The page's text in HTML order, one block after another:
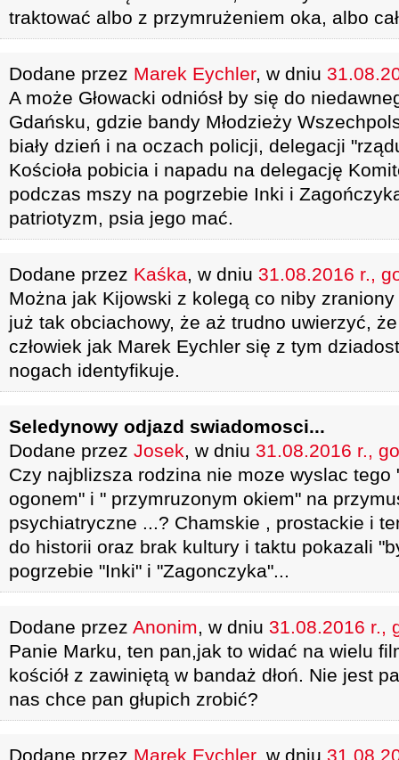
traktować albo z przymrużeniem oka, albo
Dodane przez Marek Eychler, w dniu
A może Głowacki odniósł by się do
Gdańsku, gdzie bandy Młodzieży
biały dzień i na oczach policji, delegacji
Kościoła pobicia i napadu na delegację
podczas mszy na pogrzebie Inki i
patriotyzm, psia jego mać.
Dodane przez Kaśka, w dniu 31.08.2016 r.,
Można jak Kijowski z kolegą co niby zraniony
już tak obciachowy, że aż trudno uwierzyć,
człowiek jak Marek Eychler się z tym
nogach identyfikuje.
Seledynowy odjazd swiadomosci...
Dodane przez Josek, w dniu 31.08.2016 r.,
Czy najblizsza rodzina nie moze wyslac tego
ogonem" i " przymruzonym okiem" na
psychiatryczne ...? Chamskie , prostackie i
do historii oraz brak kultury i taktu pokazali
pogrzebie "Inki" i "Zagonczyka"...
Dodane przez Anonim, w dniu 31.08.2016 r.,
Panie Marku, ten pan,jak to widać na wielu
kościół z zawiniętą w bandaż dłoń. Nie jest
nas chce pan głupich zrobić?
Dodane przez Marek Eychler, w dniu